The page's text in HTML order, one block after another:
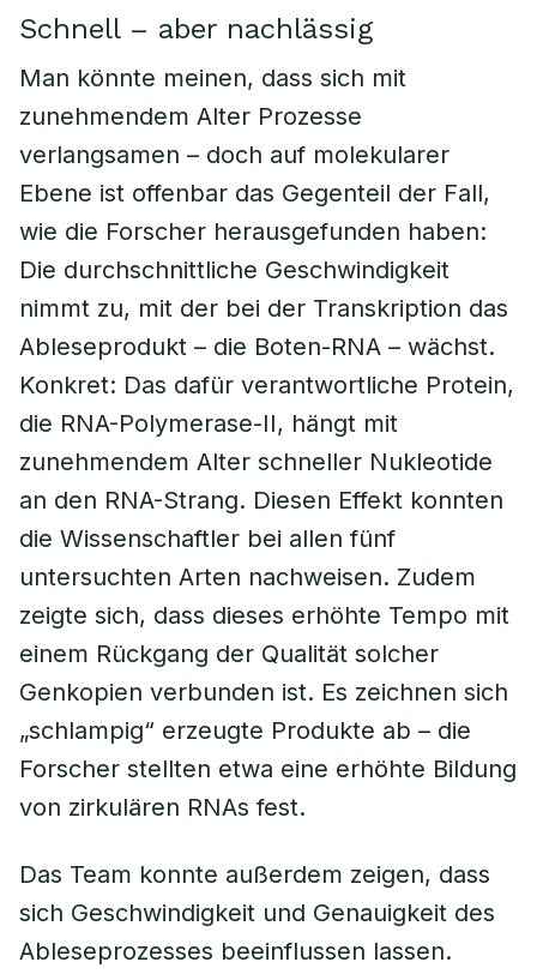
Schnell – aber nachlässig
Man könnte meinen, dass sich mit
zunehmendem Alter Prozesse
verlangsamen – doch auf molekularer
Ebene ist offenbar das Gegenteil der Fall,
wie die Forscher herausgefunden haben:
Die durchschnittliche Geschwindigkeit
nimmt zu, mit der bei der Transkription das
Ableseprodukt – die Boten-RNA – wächst.
Konkret: Das dafür verantwortliche Protein,
die RNA-Polymerase-II, hängt mit
zunehmendem Alter schneller Nukleotide
an den RNA-Strang. Diesen Effekt konnten
die Wissenschaftler bei allen fünf
untersuchten Arten nachweisen. Zudem
zeigte sich, dass dieses erhöhte Tempo mit
einem Rückgang der Qualität solcher
Genkopien verbunden ist. Es zeichnen sich
„schlampig“ erzeugte Produkte ab – die
Forscher stellten etwa eine erhöhte Bildung
von zirkulären RNAs fest.
Das Team konnte außerdem zeigen, dass
sich Geschwindigkeit und Genauigkeit des
Ableseprozesses beeinflussen lassen.